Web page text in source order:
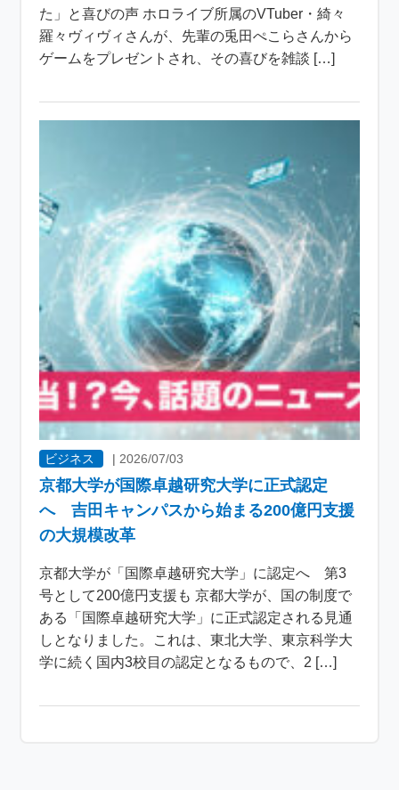
た」と喜びの声 ホロライブ所属のVTuber・綺々
羅々ヴィヴィさんが、先輩の兎田ぺこらさんから
ゲームをプレゼントされ、その喜びを雑談 […]
ビジネス | 2026/07/03
京都大学が国際卓越研究大学に正式認定
へ 吉田キャンパスから始まる200億円支援
の大規模改革
京都大学が「国際卓越研究大学」に認定へ 第3
号として200億円支援も 京都大学が、国の制度で
ある「国際卓越研究大学」に正式認定される見通
しとなりました。これは、東北大学、東京科学大
学に続く国内3校目の認定となるもので、2 […]